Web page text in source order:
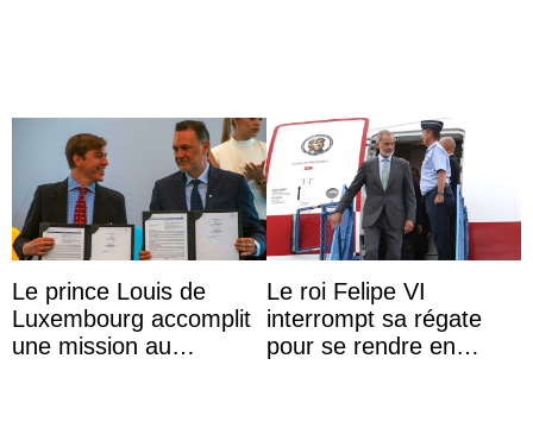
Le prince Louis de
Luxembourg accomplit
une mission au
Le roi Felipe VI
interrompt sa régate
pour se rendre en